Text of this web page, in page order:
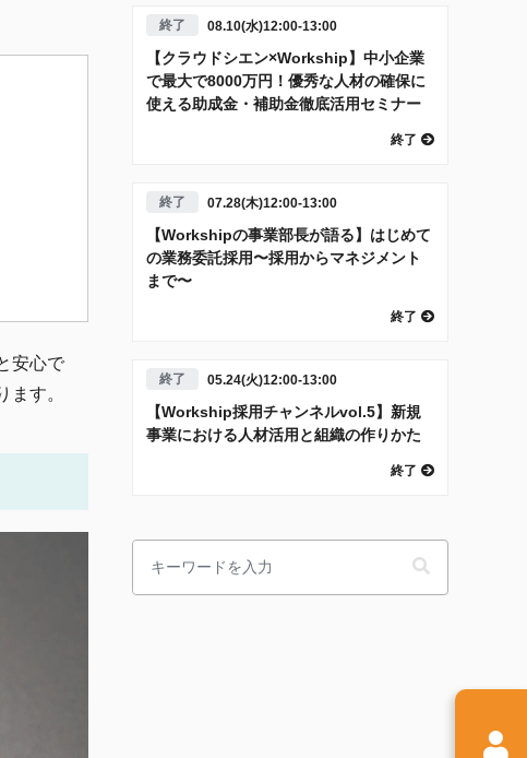
安心で
す。
終了 08.10(水)12:00-13:00
【クラウドシエン×Workship】中小企業
で最大で8000万円！優秀な人材の確保に
使える助成金・補助金徹底活用セミナー
終了
終了 07.28(木)12:00-13:00
【Workshipの事業部長が語る】はじめて
の業務委託採用〜採用からマネジメント
まで〜
終了
終了 05.24(火)12:00-13:00
【Workship採用チャンネルvol.5】新規
事業における人材活用と組織の作りかた
終了